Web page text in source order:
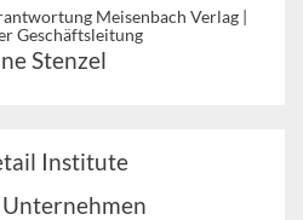
Meisenbach Verlag |
Geschäftsleitung
Stenzel
Institute